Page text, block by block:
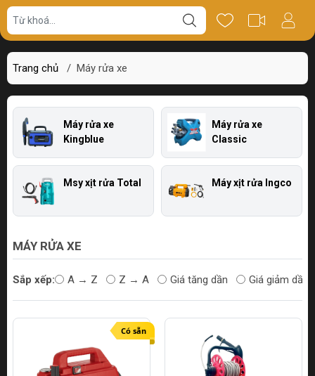
Trang chủ / Máy rửa xe
Máy rửa xe
Kingblue
Máy rửa xe
Classic
Msy xịt rửa Total Máy xịt rửa Ingco
MÁY RỬA XE
Sắp xếp: A → Z Z → A Giá tăng dần Giá giảm dần
Có sẵn